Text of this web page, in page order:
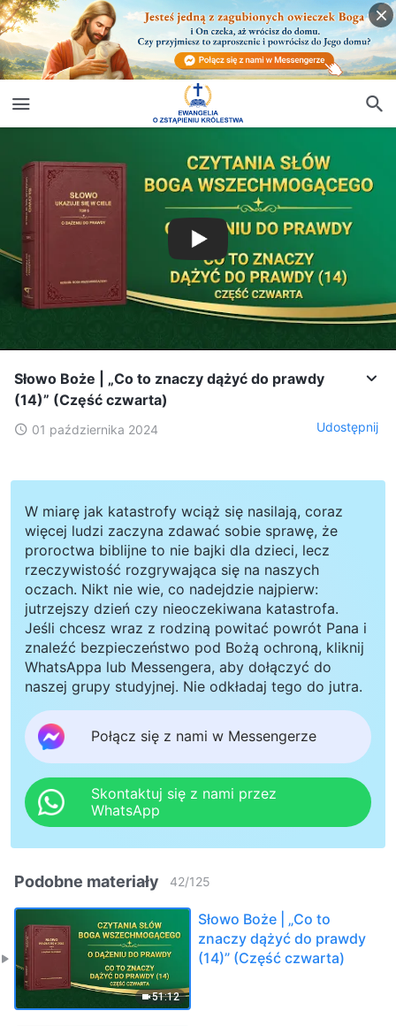
Słowo Boże | „Co to znaczy dążyć do prawdy
(14)” (Część czwarta)
01 października 2024 Udostępnij
W miarę jak katastrofy wciąż się nasilają, coraz
więcej ludzi zaczyna zdawać sobie sprawę, że
proroctwa biblijne to nie bajki dla dzieci, lecz
rzeczywistość rozgrywająca się na naszych
oczach. Nikt nie wie, co nadejdzie najpierw:
jutrzejszy dzień czy nieoczekiwana katastrofa.
Jeśli chcesz wraz z rodziną powitać powrót Pana i
znaleźć bezpieczeństwo pod Bożą ochroną, kliknij
WhatsAppa lub Messengera, aby dołączyć do
naszej grupy studyjnej. Nie odkładaj tego do jutra.
Połącz się z nami w Messengerze
Skontaktuj się z nami przez
WhatsApp
Podobne materiały 42/125
51:12
Słowo Boże | „Co to
znaczy dążyć do prawdy
(14)” (Część czwarta)